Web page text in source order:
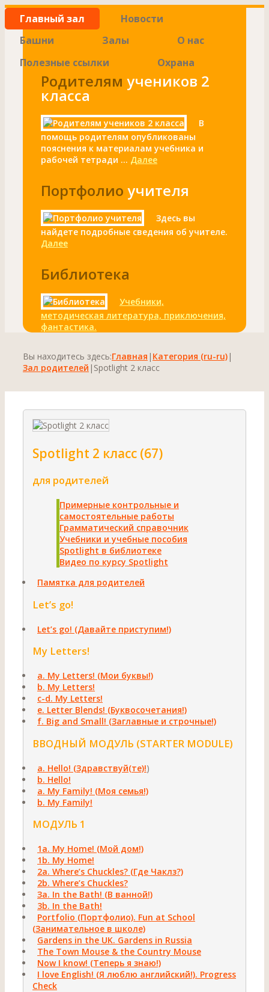
Главный зал
Новости
Башни
Залы
О нас
Полезные ссылки
Охрана
Родителям учеников 2
класса
В
помощь родителям опубликованы
пояснения к материалам учебника и
рабочей тетради ... Далее
Портфолио учителя
Здесь вы
найдете подробные сведения об учителе.
Далее
Библиотека
Учебники,
методическая литература, приключения,
фантастика.
Вы находитесь здесь:Главная | Категория (ru-ru) |
Зал родителей | Spotlight 2 класс
Spotlight 2 класс (67)
для родителей
Примерные контрольные и
самостоятельные работы
Грамматический справочник
Учебники и учебные пособия
Spotlight в библиотеке
Видео по курсу Spotlight
Памятка для родителей
Let’s go!
Let’s go! (Давайте приступим!)
Му Letters!
а. Му Letters! (Мои буквы!)
b. Му Letters!
с-d. Му Letters!
e. Letter Blends! (Буквосочетания!)
f. Big and Small! (Заглавные и строчные!)
ВВОДНЫЙ МОДУЛЬ (STARTER MODULE)
a. Hello! (Здравствуй(те)!)
b. Hello!
а. Му Family! (Моя семья!)
b. Му Family!
МОДУЛЬ 1
1а. Му Ноmе! (Мой дом!)
1b. Му Ноmе!
2а. Where’s Chuckles? (Где Чаклз?)
2b. Where’s Chuckles?
За. In the Bath! (В ванной!)
3b. In the Bath!
Portfolio (Портфолио). Fun at School
(Занимательное в школе)
Gardens in the UK. Gardens in Russia
The Town Mouse & the Country Mouse
Now I know! (Теперь я знаю!)
I love English! (Я люблю английский!). Progress
Check